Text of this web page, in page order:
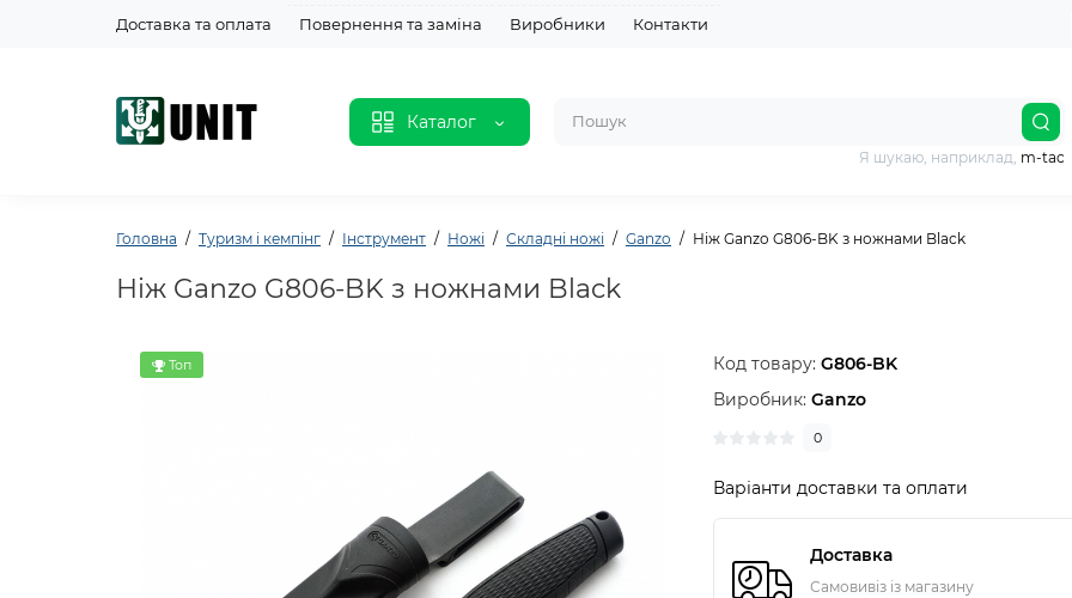
Доставка та оплата Повернення та заміна Виробники Контакти
Каталог
Я шукаю, наприклад, m-tac
Головна Туризм і кемпінг Інструмент Ножі Складні ножі Ganzo Ніж Ganzo G806-BK з ножнами Black
Ніж Ganzo G806-BK з ножнами Black
Топ Код товару:G806-BK
Виробник:Ganzo
0
Варіанти доставки та оплати
Доставка
Самовивіз із магазину